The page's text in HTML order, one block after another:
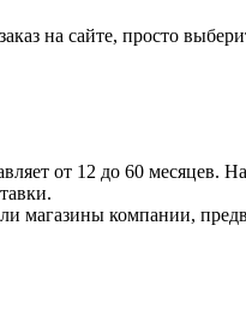
на сайте, просто
от 12 до 60 месяцев.
компании,